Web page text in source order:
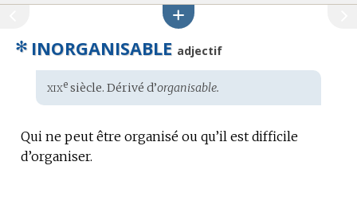
✻ INORGANISABLE adjectif
Étymologie
:
xixesiècle. Dérivé d’organisable.
Qui ne peut être organisé ou qu’il est difficile
d’organiser.